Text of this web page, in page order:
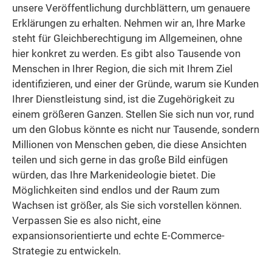
unsere Veröffentlichung durchblättern, um genauere
Erklärungen zu erhalten. Nehmen wir an, Ihre Marke
steht für Gleichberechtigung im Allgemeinen, ohne
hier konkret zu werden. Es gibt also Tausende von
Menschen in Ihrer Region, die sich mit Ihrem Ziel
identifizieren, und einer der Gründe, warum sie Kunden
Ihrer Dienstleistung sind, ist die Zugehörigkeit zu
einem größeren Ganzen. Stellen Sie sich nun vor, rund
um den Globus könnte es nicht nur Tausende, sondern
Millionen von Menschen geben, die diese Ansichten
teilen und sich gerne in das große Bild einfügen
würden, das Ihre Markenideologie bietet. Die
Möglichkeiten sind endlos und der Raum zum
Wachsen ist größer, als Sie sich vorstellen können.
Verpassen Sie es also nicht, eine
expansionsorientierte und echte E-Commerce-
Strategie zu entwickeln.